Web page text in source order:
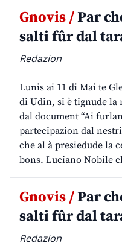
Gnovis /Par
salti fûr dal
Redazion
Lunis ai 11 di Mai te
di Udin, si è tignude la
dal document “Ai
partecipazion dal
che al à presiedude la
bons. Luciano Nobile
Gnovis /Par
salti fûr dal
Redazion